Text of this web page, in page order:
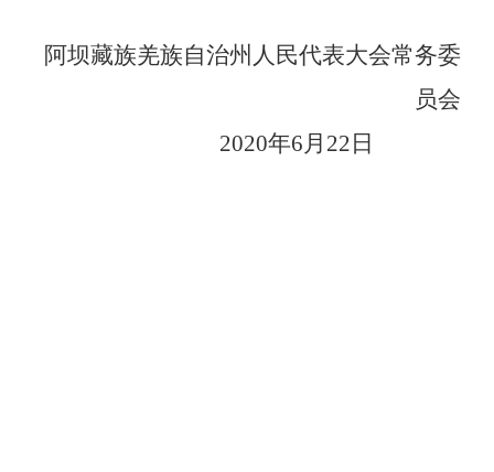
阿坝藏族羌族自治州人民代表大会常务委
员会
2020年6月 22 日